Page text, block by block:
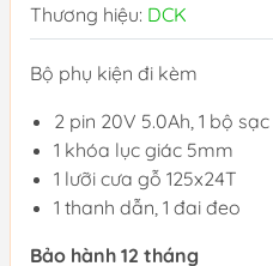
Thương hiệu: DCK
Bộ phụ kiện đi kèm
2 pin 20V 5.0Ah, 1 bộ
1 khóa lục giác 5mm
1 lưỡi cưa gỗ 125x24T
1 thanh dẫn, 1 đai đeo
Bảo hành 12 tháng